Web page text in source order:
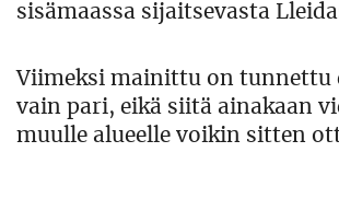
sisämaassa sijaitsevasta
Viimeksi mainittu on tunnettu
vain pari, eikä siitä ainakaan
muulle alueelle voikin sitten